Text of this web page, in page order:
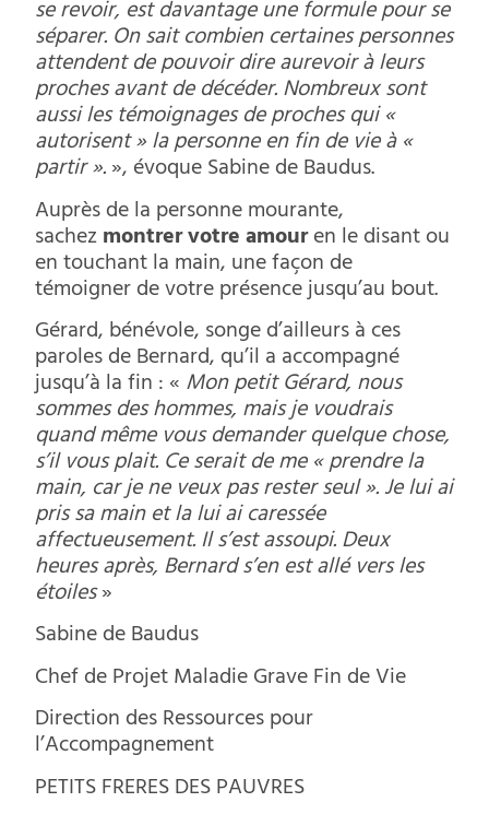
se revoir, est davantage une formule pour se
séparer. On sait combien certaines personnes
attendent de pouvoir dire aurevoir à leurs
proches avant de décéder. Nombreux sont
aussi les témoignages de proches qui «
autorisent » la personne en fin de vie à «
partir ».», évoque Sabine de Baudus.
Auprès de la personne mourante,
sachezmontrer votre amouren le disant ou
en touchant la main, une façon de
témoigner de votre présence jusqu’au bout.
Gérard, bénévole, songe d’ailleurs à ces
paroles de Bernard, qu’il a accompagné
jusqu’à la fin : «Mon petit Gérard, nous
sommes des hommes, mais je voudrais
quand même vous demander quelque chose,
s’il vous plait. Ce serait de me « prendre la
main, car je ne veux pas rester seul ». Je lui ai
pris sa main et la lui ai caressée
affectueusement. Il s’est assoupi. Deux
heures après, Bernard s’en est allé vers les
étoiles»
Sabine de Baudus
Chef de Projet Maladie Grave Fin de Vie
Direction des Ressources pour
l’Accompagnement
PETITS FRERES DES PAUVRES